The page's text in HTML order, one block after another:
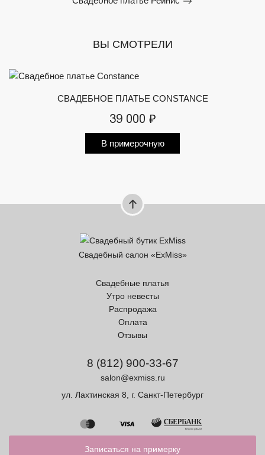
ВЫ СМОТРЕЛИ
СВАДЕБНОЕ ПЛАТЬЕ CONSTANCE
39 000 ₽
В примерочную
Свадебный салон «ExMiss»
Свадебные платья
Утро невесты
Распродажа
Оплата
Отзывы
8 (812) 900-33-67
salon@exmiss.ru
ул. Лахтинская 8, г. Санкт-Петербург
Записаться на примерку